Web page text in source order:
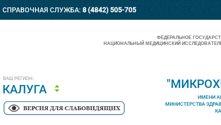
СПРАВОЧНАЯ СЛУЖБА: 8 (4842) 505-705
ВАШ РЕГИОН:
КАЛУГА
ФЕДЕРАЛЬНОЕ
НАЦИОНАЛЬНЫЙ МЕДИЦИНСКИЙ
ИМЕНИ
МИНИСТЕРСТВА